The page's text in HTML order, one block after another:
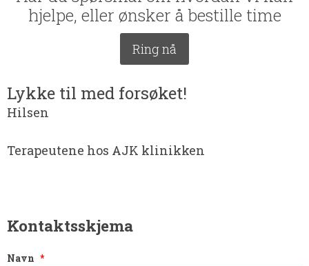
hjelpe, eller ønsker å bestille time
Ring nå
Lykke til med forsøket!
Hilsen
Terapeutene hos AJK klinikken
Kontaktsskjema
Navn *